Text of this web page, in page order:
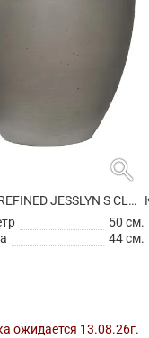
search
КАШПО REFINED JESSLYN S CLOUDED GREY
50 см.
44 см.
ожидается 13.08.26г.